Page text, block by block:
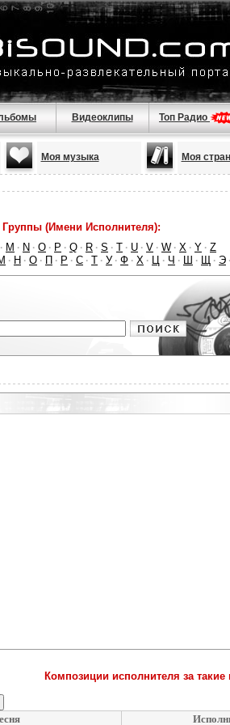
Видеоклипы Топ Радио
Моя музыка Моя
(Имени Исполнителя):
· M · N · O · P · Q · R · S · T · U · V · W · X · Y · Z
· Н · О · П · Р · С · Т · У · Ф · Х · Ц · Ч · Ш · Щ · Э ·
Композиции исполнителя за